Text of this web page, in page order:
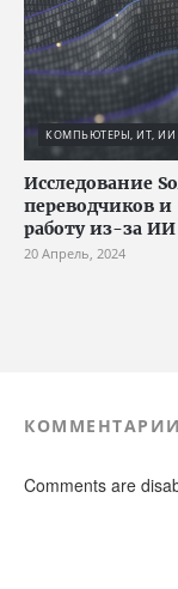
КОМПЬЮТЕРЫ, ИТ, ИИ
Исследование
переводчиков
работу из-за ИИ
20 Апрель, 2024
КОММЕНТАРИИ
Comments are